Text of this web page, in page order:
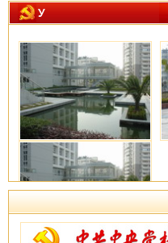
У
У(?)